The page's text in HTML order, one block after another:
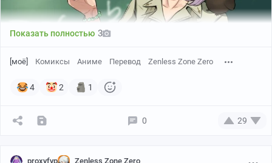
Показать полностью 3
[моё] Комиксы Аниме Перевод Zenless Zone Zero
4 2 1
0 29
proxyfyp Zenless Zone Zero